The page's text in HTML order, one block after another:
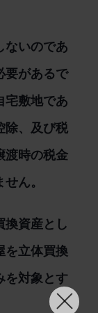
ないのであ
要があるで
宅敷地であ
除、及び税
渡時の税金
ん。
換資産とし
を立体買換
を対象とす